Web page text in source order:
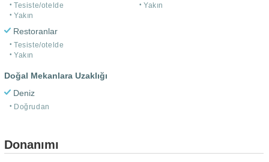
Tesiste/otelde
Yakın
Yakın
Restoranlar
Tesiste/otelde
Yakın
Doğal Mekanlara Uzaklığı
Deniz
Doğrudan
Donanımı